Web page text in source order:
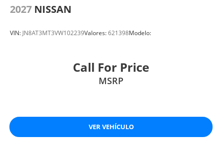
2027 NISSAN
VIN: JN8AT3MT3VW102239Valores:621398Modelo:
Call For Price
MSRP
VER VEHÍCULO